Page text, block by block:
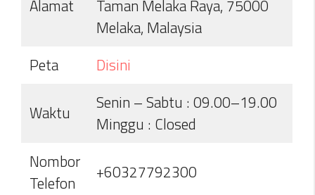
Alamat
Taman Melaka Raya, 75000
Melaka, Malaysia
Peta
Disini
Waktu
Senin – Sabtu : 09.00–19.00
Minggu : Closed
Nombor
Telefon
+60327792300